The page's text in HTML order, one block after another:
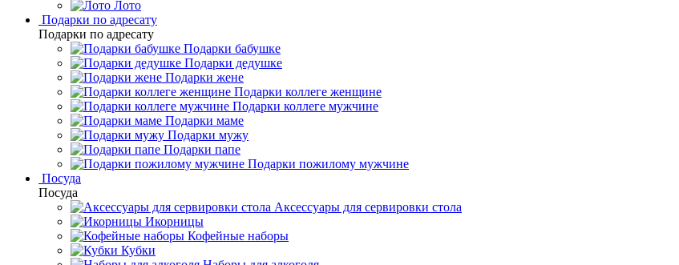
Лото
Подарки по адресату
Подарки по адресату
Подарки бабушке
Подарки дедушке
Подарки жене
Подарки коллеге женщине
Подарки коллеге мужчине
Подарки маме
Подарки мужу
Подарки папе
Подарки пожилому мужчине
Посуда
Посуда
Аксессуары для сервировки стола
Икорницы
Кофейные наборы
Кубки